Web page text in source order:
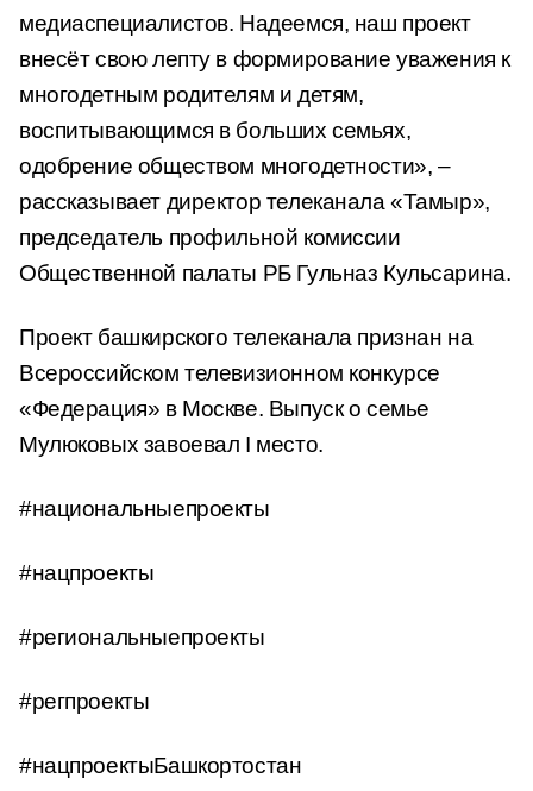
медиаспециалистов. Надеемся, наш проект
внесёт свою лепту в формирование уважения к
многодетным родителям и детям,
воспитывающимся в больших семьях,
одобрение обществом многодетности», ‒
рассказывает директор телеканала «Тамыр»,
председатель профильной комиссии
Общественной палаты РБ Гульназ Кульсарина.
Проект башкирского телеканала признан на
Всероссийском телевизионном конкурсе
«Федерация» в Москве. Выпуск о семье
Мулюковых завоевал I место.
#национальныепроекты
#нацпроекты
#региональныепроекты
#регпроекты
#нацпроектыБашкортостан